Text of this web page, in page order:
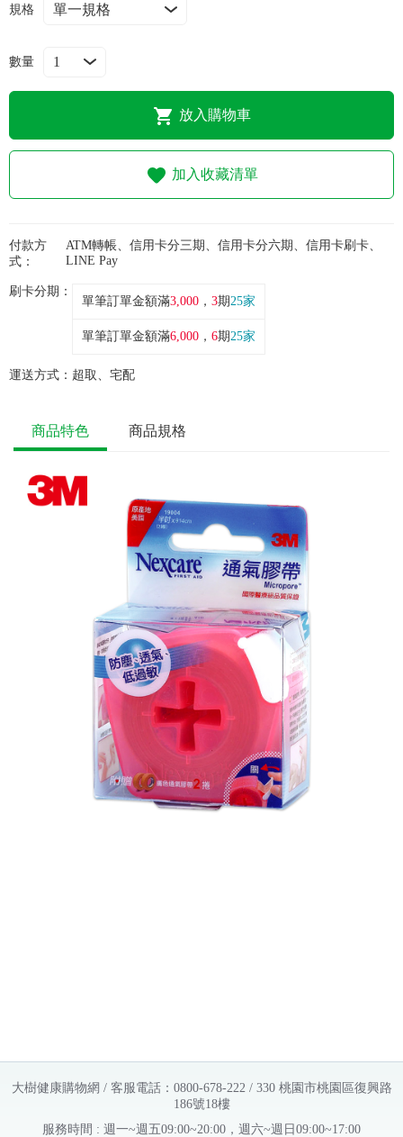
規格
數量
放入購物車
加入收藏清單
付款方
式：
ATM轉帳、信用卡分三期、信用卡分六期、信用卡刷卡、
LINE Pay
刷卡分期：
單筆訂單金額滿3,000 ， 3期25家
單筆訂單金額滿6,000 ， 6期25家
運送方式： 超取、宅配
商品特色 商品規格
大樹健康購物網 / 客服電話：0800-678-222 / 330 桃園市桃園區復興路
186號18樓
服務時間 : 週一~週五09:00~20:00，週六~週日09:00~17:00